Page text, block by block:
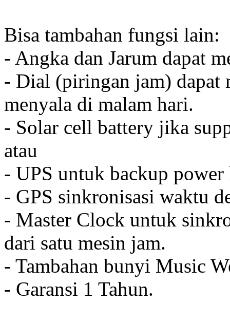
Bisa tambahan fungsi lain:
- Angka dan Jarum dapat
- Dial (piringan jam) dapat
menyala di malam hari.
- Solar cell battery jika
atau
- UPS untuk backup
- GPS sinkronisasi waktu
- Master Clock untuk
dari satu mesin jam.
- Tambahan bunyi Music
- Garansi 1 Tahun.